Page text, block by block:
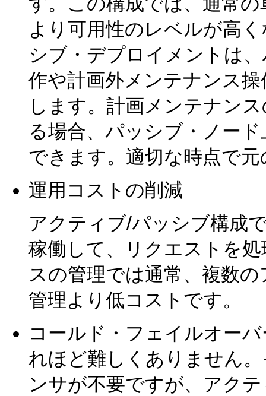
より可用性のレベルが高
シブ・デプロイメントは
作や計画外メンテナンス
します。計画メンテナン
る場合、パッシブ・ノー
できます。適切な時点で
運用コストの削減
アクティブ/パッシブ構成
稼働して、リクエストを
スの管理では通常、複数
管理より低コストです。
コールド・フェイルオー
れほど難しくありません
ンサが不要ですが、アク